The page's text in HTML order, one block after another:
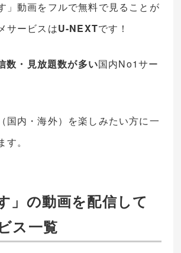
」動画をフルで無料で見ることが
サービスはU-NEXTです！
数・見放題数が多い国内No1サー
国内・海外）を楽しみたい方に一
。
」の動画を配信して
ス一覧